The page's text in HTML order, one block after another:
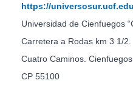
https://
Universidad de Cienfuegos
Carretera a Rodas km 3 1/2.
Cuatro Caminos.
CP 55100